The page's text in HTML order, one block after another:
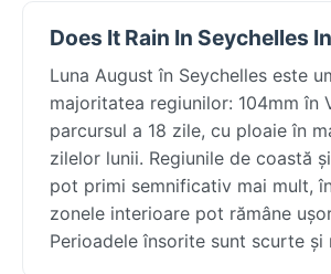
Does It Rain In Seychelles
Luna August în Seychelles este
majoritatea regiunilor: 104mm în
parcursul a 18 zile, cu ploaie în
zilelor lunii. Regiunile de coastă
pot primi semnificativ mai mult,
zonele interioare pot rămâne
Perioadele însorite sunt scurte și